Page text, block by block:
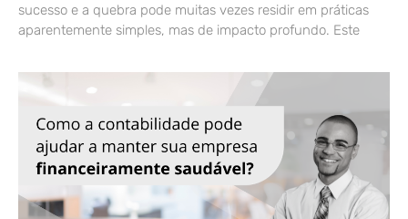
sucesso e a quebra pode muitas vezes residir em práticas
aparentemente simples, mas de impacto profundo. Este